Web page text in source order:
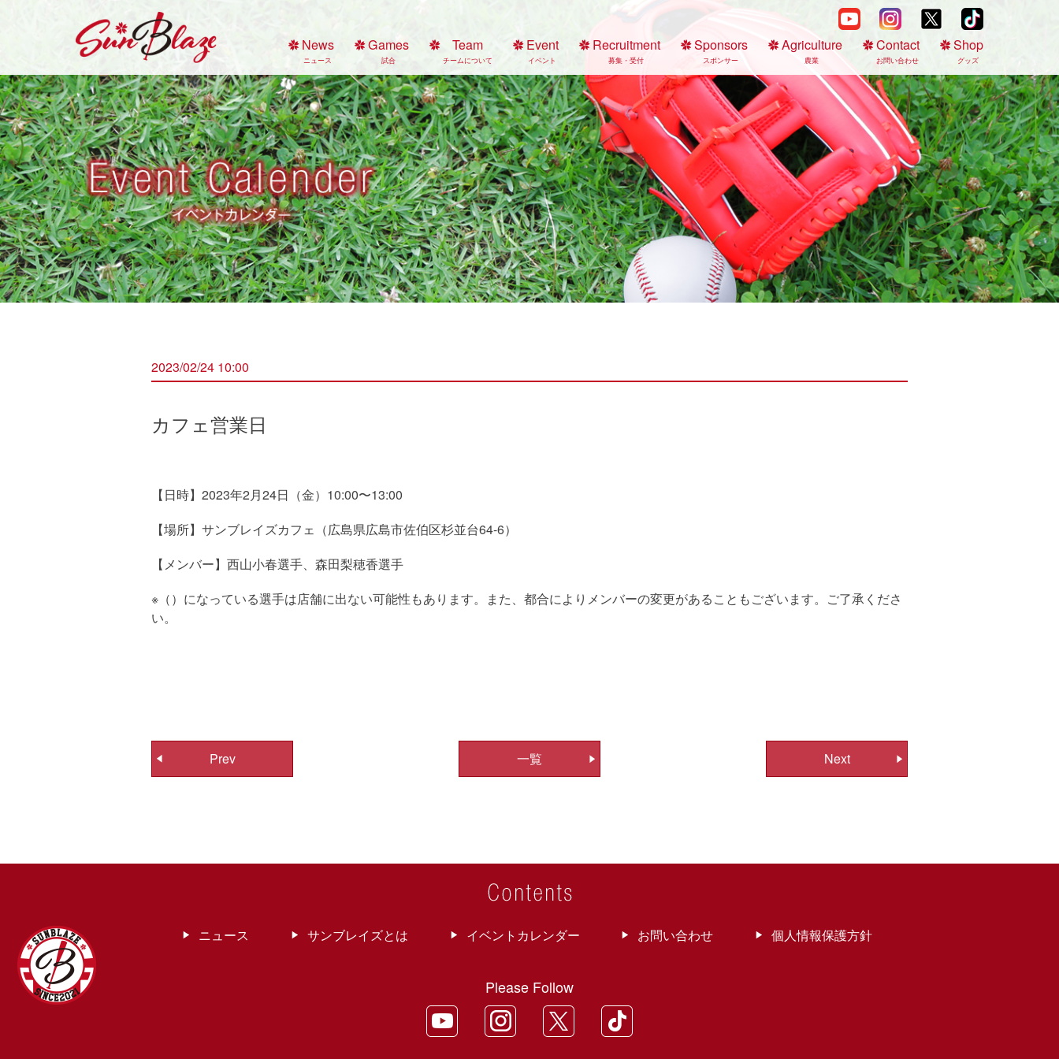
News
ニュース
Games
試合
Team
チームについて
Event
イベント
Recruitment
募集・受付
Sponsors
スポンサー
Agriculture
農業
Contact
お問い合わせ
Shop
グッズ
2023/02/24 10:00
カフェ営業日
【日時】2023年2月24日（金）10:00〜13:00
【場所】サンブレイズカフェ（広島県広島市佐伯区杉並台64-6）
【メンバー】西山小春選手、森田梨穂香選手
※（）になっている選手は店舗に出ない可能性もあります。また、都合によりメンバーの変更があることもございます。ご了承くださ
い。
投
稿
ー
Prev Next
一覧
ニュース サンブレイズとは イベントカレンダー お問い合わせ 個人情報保護方針
Please Follow